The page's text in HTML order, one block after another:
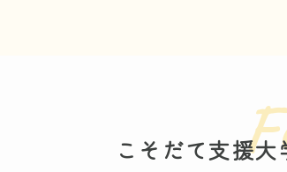
こそだて支援